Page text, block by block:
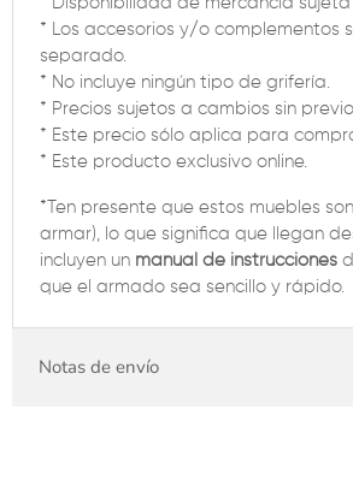
* Los accesorios y/o complementos
separado.
* No incluye ningún tipo de grifería.
* Precios sujetos a cambios sin
* Este precio sólo aplica para
* Este producto exclusivo online.
*Ten presente que estos muebles son
armar), lo que significa que llegan
incluyen un manual de instrucciones
que el armado sea sencillo y rápido.
Notas de envío